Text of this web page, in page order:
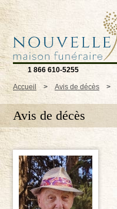
1 866 610-5255
Accueil > Avis de décès >
Avis de décès